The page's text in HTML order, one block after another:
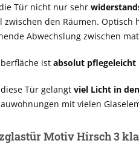
Tür nicht nur sehr
zwischen den Räumen.
Abwechslung zwischen
ist absolut pflegeleicht
Tür gelangt viel Licht in
mit vielen
Motiv Hirsch 3